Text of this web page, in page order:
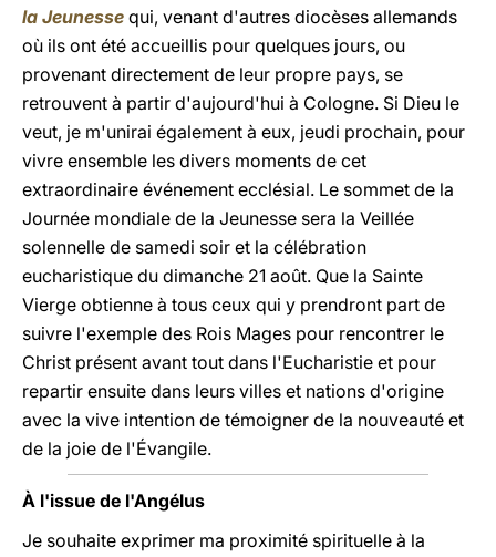
la Jeunesse qui, venant d'autres diocèses allemands
où ils ont été accueillis pour quelques jours, ou
provenant directement de leur propre pays, se
retrouvent à partir d'aujourd'hui à Cologne. Si Dieu le
veut, je m'unirai également à eux, jeudi prochain, pour
vivre ensemble les divers moments de cet
extraordinaire événement ecclésial. Le sommet de la
Journée mondiale de la Jeunesse sera la Veillée
solennelle de samedi soir et la célébration
eucharistique du dimanche 21 août. Que la Sainte
Vierge obtienne à tous ceux qui y prendront part de
suivre l'exemple des Rois Mages pour rencontrer le
Christ présent avant tout dans l'Eucharistie et pour
repartir ensuite dans leurs villes et nations d'origine
avec la vive intention de témoigner de la nouveauté et
de la joie de l'Évangile.
À l'issue de l'Angélus
Je souhaite exprimer ma proximité spirituelle à la